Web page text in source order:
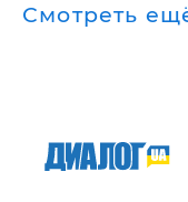
Смотреть